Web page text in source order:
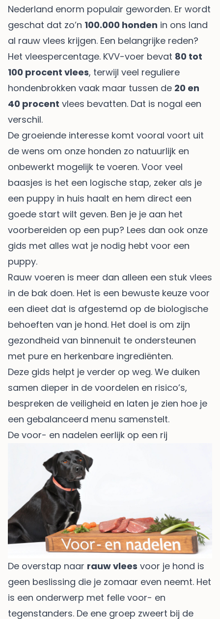
Nederland enorm populair geworden. Er wordt
geschat dat zo’n 100.000 honden in ons land
al rauw vlees krijgen. Een belangrijke reden?
Het vleespercentage. KVV-voer bevat 80 tot
100 procent vlees, terwijl veel reguliere
hondenbrokken vaak maar tussen de 20 en
40 procent vlees bevatten. Dat is nogal een
verschil.
De groeiende interesse komt vooral voort uit
de wens om onze honden zo natuurlijk en
onbewerkt mogelijk te voeren. Voor veel
baasjes is het een logische stap, zeker als je
een puppy in huis haalt en hem direct een
goede start wilt geven. Ben je je aan het
voorbereiden op een pup? Lees dan ook onze
gids met alles wat je nodig hebt voor een
puppy.
Rauw voeren is meer dan alleen een stuk vlees
in de bak doen. Het is een bewuste keuze voor
een dieet dat is afgestemd op de biologische
behoeften van je hond. Het doel is om zijn
gezondheid van binnenuit te ondersteunen
met pure en herkenbare ingrediënten.
Deze gids helpt je verder op weg. We duiken
samen dieper in de voordelen en risico’s,
bespreken de veiligheid en laten je zien hoe je
een gebalanceerd menu samenstelt.
De voor- en nadelen eerlijk op een rij
De overstap naar rauw vlees voor je hond is
geen beslissing die je zomaar even neemt. Het
is een onderwerp met felle voor- en
tegenstanders. De ene groep zweert bij de